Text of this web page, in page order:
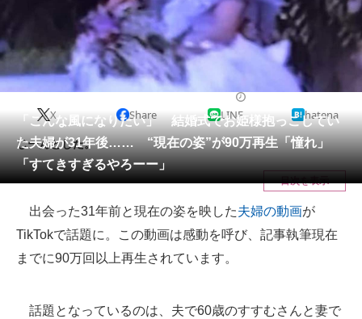
住まい 教育・育児
リサーチ
会員記事
メディア
注目記事を集めた総合ページ
スマホと通信の最新トレンド
「こんな風になりたい」 結婚式でお姫様抱っこしてい
た夫婦が31年後…… “現在の姿”が90万再生「憧れ」
「すてきすぎるやろーー」
X Share LINE hatena
じーんとした。
目次を表示
出会った31年前と現在の姿を映した夫婦の動画が
TikTokで話題に。この動画は感動を呼び、記事執筆現在
までに90万回以上再生されています。
話題となっているのは、夫で60歳のすすむさんと妻で